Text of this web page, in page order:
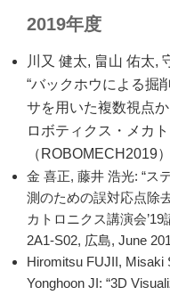
2019年度
川又 健太, 畠山 佑太,
“バックホウによる掘
サを用いた複数視点
ロボティクス・メカ
（ROBOMECH2019
金 喜正, 藤井 浩光: “ス
測のための誤対応点除
カトロニクス講演会
2A1-S02, 広島, June
Hiromitsu FUJII, Misaki
Yonghoon JI: “3D